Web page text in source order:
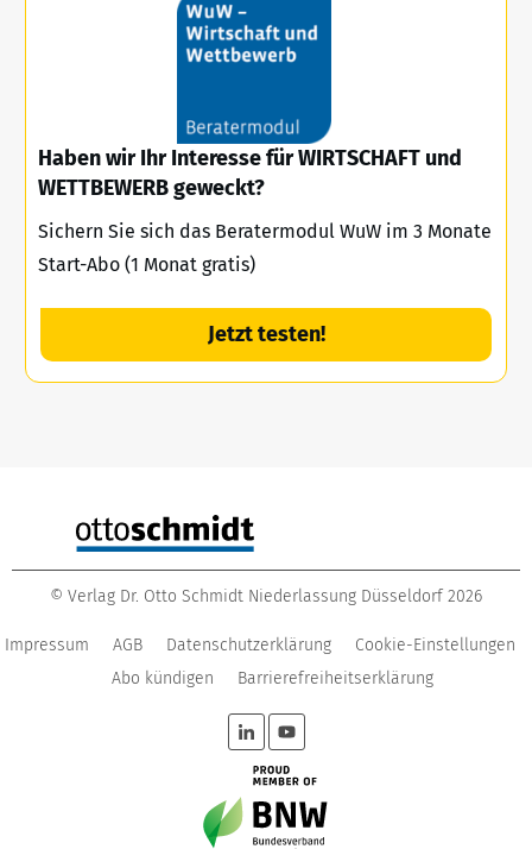
Haben wir Ihr Interesse für WIRTSCHAFT und
WETTBEWERB geweckt?
Sichern Sie sich das Beratermodul WuW im 3 Monate
Start-Abo (1 Monat gratis)
Jetzt testen!
© Verlag Dr. Otto Schmidt Niederlassung Düsseldorf 2026
Impressum AGB Datenschutzerklärung
Cookie-Einstellungen
Abo kündigen
Barrierefreiheitserklärung